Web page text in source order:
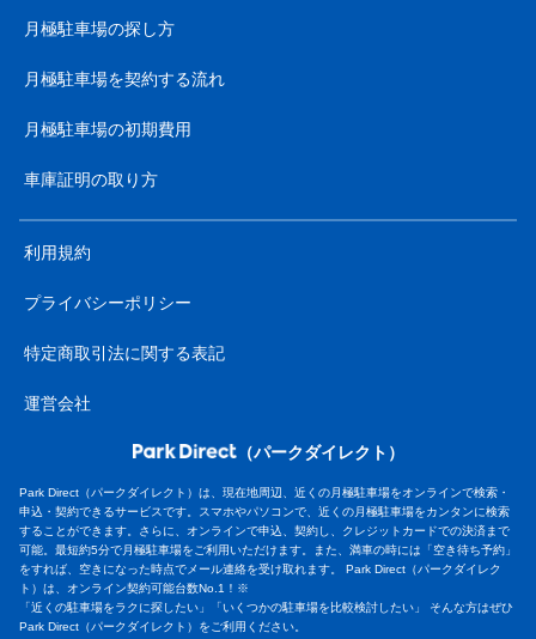
月極駐車場の探し方
月極駐車場を契約する流れ
月極駐車場の初期費用
車庫証明の取り方
利用規約
プライバシーポリシー
特定商取引法に関する表記
運営会社
（パークダイレクト）
Park Direct（パークダイレクト）は、現在地周辺、近くの月極駐車場をオンラインで検索・
申込・契約できるサービスです。スマホやパソコンで、近くの月極駐車場をカンタンに検索
することができます。さらに、オンラインで申込、契約し、クレジットカードでの決済まで
可能。最短約5分で月極駐車場をご利用いただけます。また、満車の時には「空き待ち予約」
をすれば、空きになった時点でメール連絡を受け取れます。 Park Direct（パークダイレク
ト）は、オンライン契約可能台数No.1！※
「近くの駐車場をラクに探したい」「いくつかの駐車場を比較検討したい」 そんな方はぜひ
Park Direct（パークダイレクト）をご利用ください。